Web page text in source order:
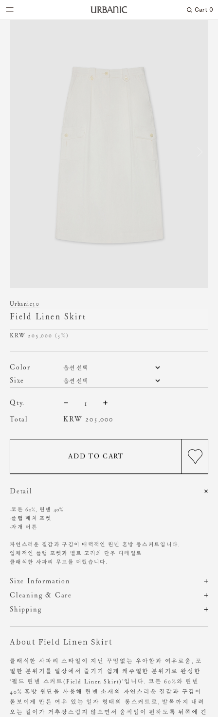
Search
Cart 0
Urbanic30
Field Linen Skirt
205,000 (3%)
color
size
qty.
Total
KRW 205,000
ADD TO CART
Detail
·코튼 60%, 린넨 40%
·플랩 패치 포켓
·자개 버튼
자연스러운 질감과 구김이 매력적인 린넨 혼방 롱스커트입니다.
입체적인 플랩 포켓과 벨트 고리의 단추 디테일로
클래식한 사파리 무드를 더했습니다.
Size Information
제품의 일정 수량을 측정한 평균치수로 재는 방법과 위치에 따라 1~3cm
편차가 있을 수 있습니다. (치수단위 : cm)
XS 84 34
M
86 37 49
51
Model is wearing a S size. Height 168cm / Waist 23"
Cleaning & Care
드라이클리닝 권장
기계 세탁시 변형, 이염,변색, 탈색 가능성이 있음
장시간 수분에 노출시 변형 가능성 있음
소비자의 부주의로 인한 제품 훼손 및 세탁 잘못으로 인한
변형에 대해서는 보상의 책임을 지지 않습니다.
Shipping
About Field Linen Skirt
클래식한 사파리 스타일이 지닌 꾸밈없는 우아함과 여유로움, 포
멀한 분위기를 일상에서 즐기기 쉽게 캐주얼한 분위기로 완성한
‘필드 린넨 스커트(Field Linen Skirt)’입니다. 코튼 60%와 린넨
40% 혼방 원단을 사용해 린넨 소재의 자연스러운 질감과 구김이
돋보이게 만든 여유 있는 일자 형태의 롱스커트로, 발목까지 내려
오는 길이가 거추장스럽지 않으면서 움직임이 편하도록 뒤쪽에 긴